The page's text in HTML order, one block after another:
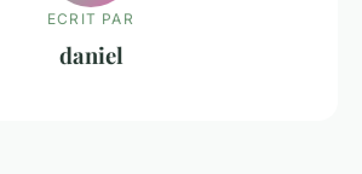
ECRIT PAR
daniel